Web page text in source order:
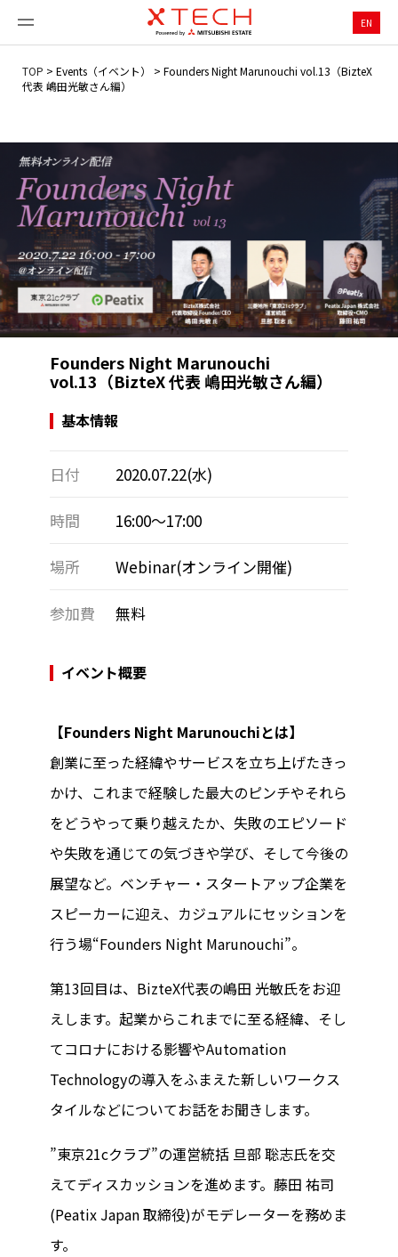
EN
TOP > Events（イベント） > Founders Night Marunouchi vol.13（BizteX
代表 嶋田光敏さん編）
Founders Night Marunouchi
vol.13（BizteX 代表 嶋田光敏さん編）
基本情報
日付 2020.07.22(水)
時間 16:00～17:00
場所 Webinar(オンライン開催)
参加費 無料
イベント概要
【Founders Night Marunouchiとは】
創業に至った経緯やサービスを立ち上げたきっ
かけ、これまで経験した最大のピンチやそれら
をどうやって乗り越えたか、失敗のエピソード
や失敗を通じての気づきや学び、そして今後の
展望など。ベンチャー・スタートアップ企業を
スピーカーに迎え、カジュアルにセッションを
行う場“Founders Night Marunouchi”。
第13回目は、BizteX代表の嶋田 光敏氏をお迎
えします。起業からこれまでに至る経緯、そし
てコロナにおける影響やAutomation
Technologyの導入をふまえた新しいワークス
タイルなどについてお話をお聞きします。
”東京21cクラブ”の運営統括 旦部 聡志氏を交
えてディスカッションを進めます。藤田 祐司
(Peatix Japan 取締役)がモデレーターを務めま
す。